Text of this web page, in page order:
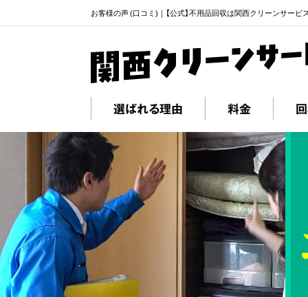
お客様の声 (口コミ)｜【公式】不用品回収は関西クリーンサービ
選ばれる理由 料金